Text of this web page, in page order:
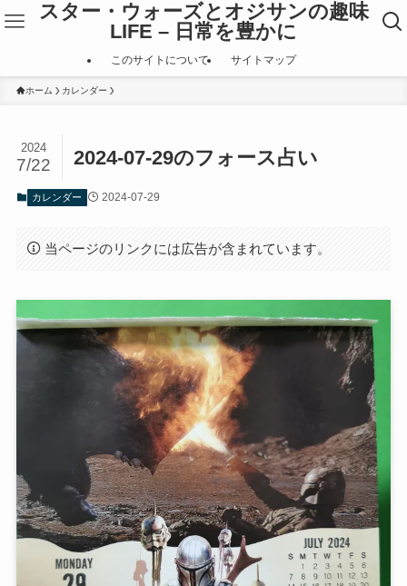
スター・ウォーズとオジサンの趣味
LIFE – 日常を豊かに
このサイトについて サイトマップ
ホーム カレンダー
2024-07-29のフォース占い
2024
7/22
カレンダー 2024-07-29
当ページのリンクには広告が含まれています。